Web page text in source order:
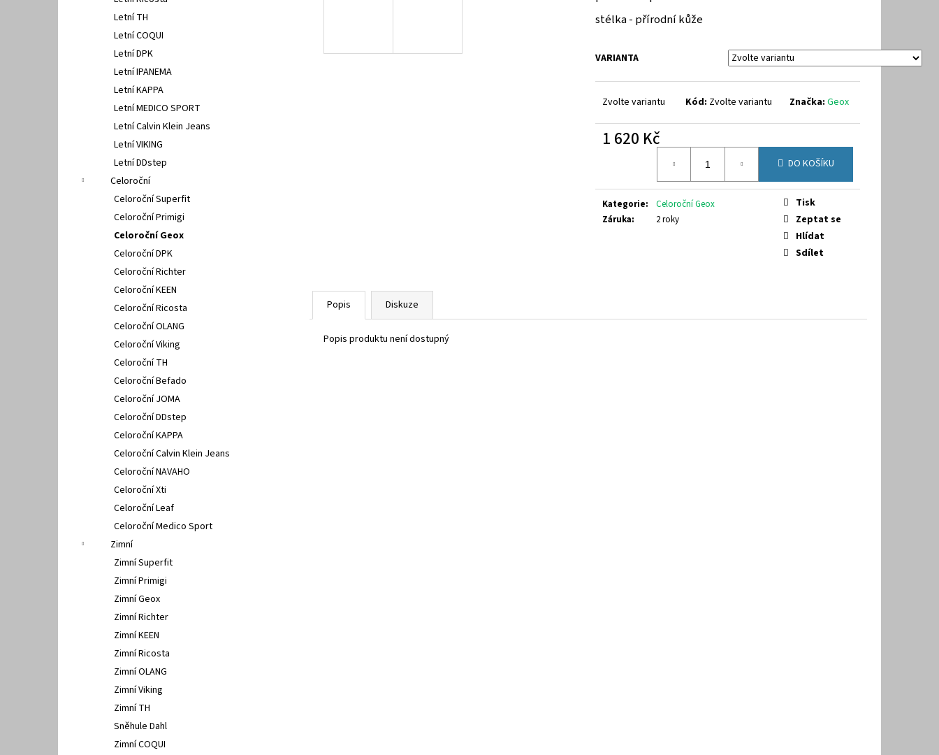
Letní TH
Letní COQUI
Letní DPK
Letní IPANEMA
Letní KAPPA
Letní MEDICO SPORT
Letní Calvin Klein Jeans
Letní VIKING
Letní DDstep
Celoroční
Celoroční Superfit
Celoroční Primigi
Celoroční Geox
Celoroční DPK
Celoroční Richter
Celoroční KEEN
Celoroční Ricosta
Celoroční OLANG
Celoroční Viking
Celoroční TH
Celoroční Befado
Celoroční JOMA
Celoroční DDstep
Celoroční KAPPA
Celoroční Calvin Klein Jeans
Celoroční NAVAHO
Celoroční Xti
Celoroční Leaf
Celoroční Medico Sport
Zimní
Zimní Superfit
Zimní Primigi
Zimní Geox
Zimní Richter
Zimní KEEN
Zimní Ricosta
Zimní OLANG
Zimní Viking
Zimní TH
Sněhule Dahl
Zimní COQUI
stélka - přírodní kůže
VARIANTA
Zvolte variantu Kód: Zvolte variantu Značka:Geox
1 620 Kč
DO KOŠÍKU
Kategorie:
Celoroční Geox
Záruka: 2 roky
Tisk
Zeptat se
Hlídat
Sdílet
Popis Diskuze
Popis produktu není dostupný
2 500 Kč